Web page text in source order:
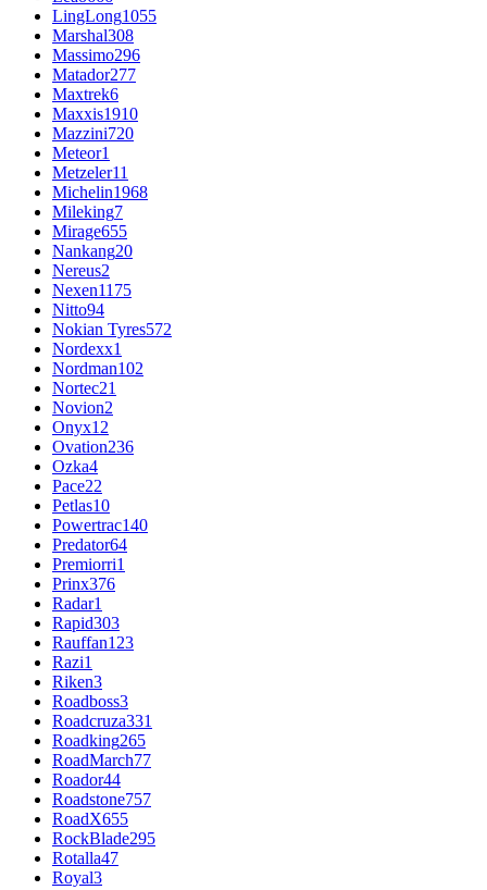
LingLong1055
Marshal308
Massimo296
Matador277
Maxtrek6
Maxxis1910
Mazzini720
Meteor1
Metzeler11
Michelin1968
Mileking7
Mirage655
Nankang20
Nereus2
Nexen1175
Nitto94
Nokian Tyres572
Nordexx1
Nordman102
Nortec21
Novion2
Onyx12
Ovation236
Ozka4
Pace22
Petlas10
Powertrac140
Predator64
Premiorri1
Prinx376
Radar1
Rapid303
Rauffan123
Razi1
Riken3
Roadboss3
Roadcruza331
Roadking265
RoadMarch77
Roador44
Roadstone757
RoadX655
RockBlade295
Rotalla47
Royal3